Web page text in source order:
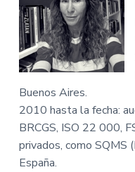
Buenos Aires.
2010 hasta la fecha:
BRCGS, ISO 22 000,
privados, como SQMS
España.